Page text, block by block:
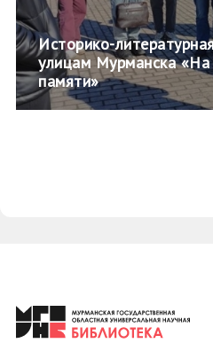
Историко-
улицам Мурманска «На
памяти»